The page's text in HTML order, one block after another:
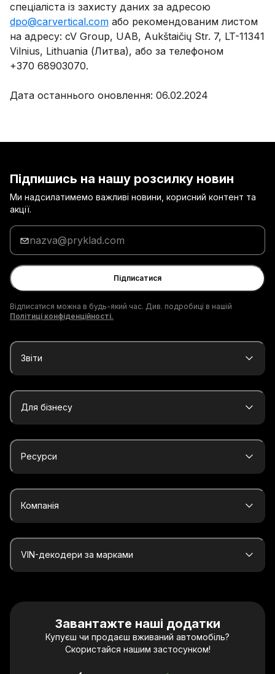
спеціаліста із захисту даних за адресою
dpo@carvertical.com або рекомендованим листом
на адресу: cV Group, UAB, Aukštaičių Str. 7, LT-11341
Vilnius, Lithuania (Литва), або за телефоном
+370 68903070.
Дата останнього оновлення: 06.02.2024
Підпишись на нашу розсилку новин
Ми надсилатимемо важливі новини, корисний контент та
акції.
Введи
адресу
електронної
пошти
Підписатися
Відписатися можна в будь-який час. Див. подробиці в нашій
Політиці конфіденційності.
Звіти
Для бізнесу
Ресурси
Компанія
VIN-декодери за марками
Завантажте наші додатки
Купуєш чи продаєш вживаний автомобіль?
Скористайся нашим застосунком!